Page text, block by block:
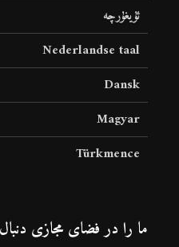
ئۇيغۇرچە
Nederlandse taal
Dansk
Magyar
Türkmence
ما را در فضای مجازی